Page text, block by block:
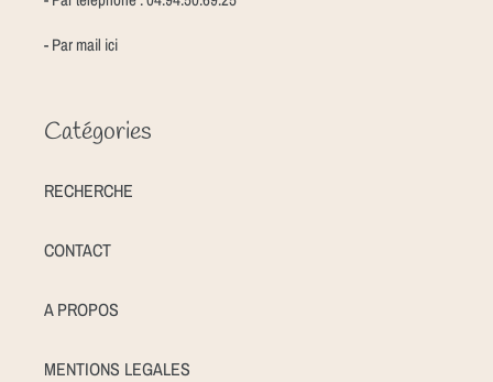
- Par mail ici
Catégories
RECHERCHE
CONTACT
A PROPOS
MENTIONS LEGALES